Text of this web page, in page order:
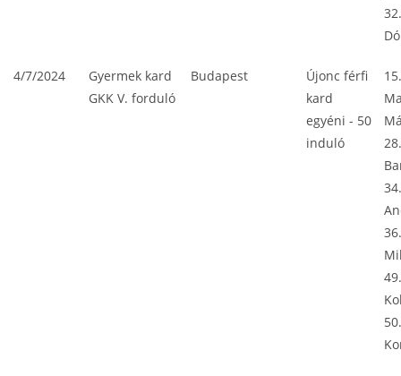
4/7/2024
Gyermek kard
GKK V. forduló
Budapest
Újonc férfi
kard
egyéni - 50
induló
15.